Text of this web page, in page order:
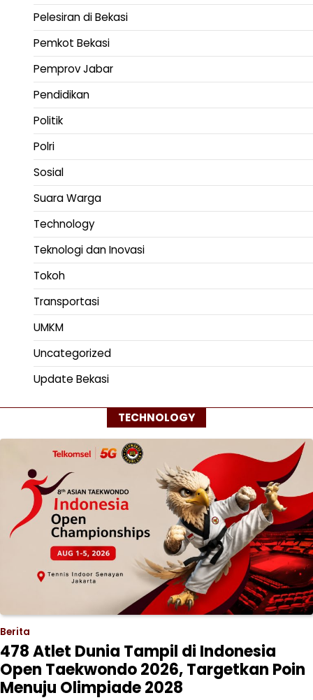
Pelesiran di Bekasi
Pemkot Bekasi
Pemprov Jabar
Pendidikan
Politik
Polri
Sosial
Suara Warga
Technology
Teknologi dan Inovasi
Tokoh
Transportasi
UMKM
Uncategorized
Update Bekasi
TECHNOLOGY
Berita
478 Atlet Dunia Tampil di Indonesia
Open Taekwondo 2026, Targetkan Poin
Menuju Olimpiade 2028